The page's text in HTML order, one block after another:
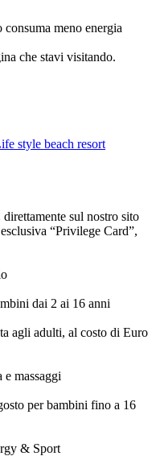
consuma meno energia
che stavi visitando.
style beach resort
sul nostro sito
“Privilege Card”,
dai 2 ai 16 anni
agli adulti, al costo di Euro
massaggi
per bambini fino a 16
& Sport